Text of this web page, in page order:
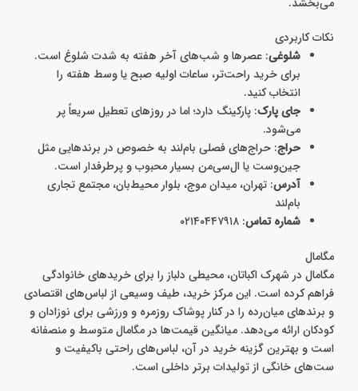
نکات کاربردی
شلوغی: عصرها و شب‌های آخر هفته به شدت شلوغ است.
برای خرید راحت‌تر، ساعات اولیه صبح یا وسط هفته را
انتخاب کنید.
جای پارک: پارکینگ دارد؛ اما در روزهای تعطیل سریعاً پر
می‌شود.
حراج: حراج‌های فصلی بام‌لند به خصوص در برندهایی مثل
جین‌وست یا ال‌سی‌من بسیار محبوب و پرطرفدار است.
آدرس: ﺗﻬﺮان، میدان موج، بلوار محیط‌بان، مجتمع تجاری
بام‌لند
شماره تماس: ۰۲۱۴۰۴۴۷۹۱۸
مگامال
مگامال در شهرک اکباتان، محیطی دلباز را برای خریدهای خانوادگی
فراهم کرده است. این مرکز خرید، طیف وسیعی از لباس‌های اقتصادی
و برندهای میان‌رده را در کنار پوشاک روزمره و ورزشی برای نوزادان و
کودکان ارائه می‌دهد. میانگین قیمت‌ها در مگامال متوسط و منصفانه
است و بهترین گزینه خرید در آن، لباس‌های راحتی باکیفیت و
ست‌های خانگی از تولیدات برتر داخلی است.